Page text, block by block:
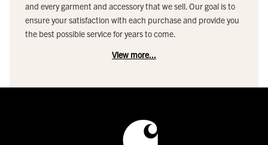
and every garment and accessory that we sell. Our goal is to
ensure your satisfaction with each purchase and provide you
the best possible service for years to come.
View more...